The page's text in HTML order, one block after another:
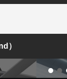
TREK
実際に履いて
WheelTop（ホ
）